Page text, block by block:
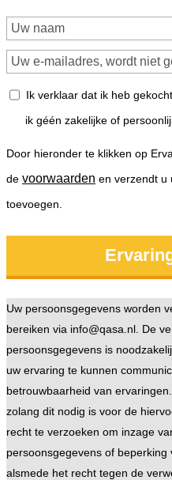
Ik verklaar dat ik heb
ik géén zakelijke of
Door hieronder te klikken op
de voorwaarden en verzendt u
toevoegen.
Uw persoonsgegevens worden
bereiken via info@qasa.nl. De
persoonsgegevens is
uw ervaring te kunnen
betrouwbaarheid van
zolang dit nodig is voor de
recht te verzoeken om inzage
persoonsgegevens of beperking
alsmede het recht tegen de